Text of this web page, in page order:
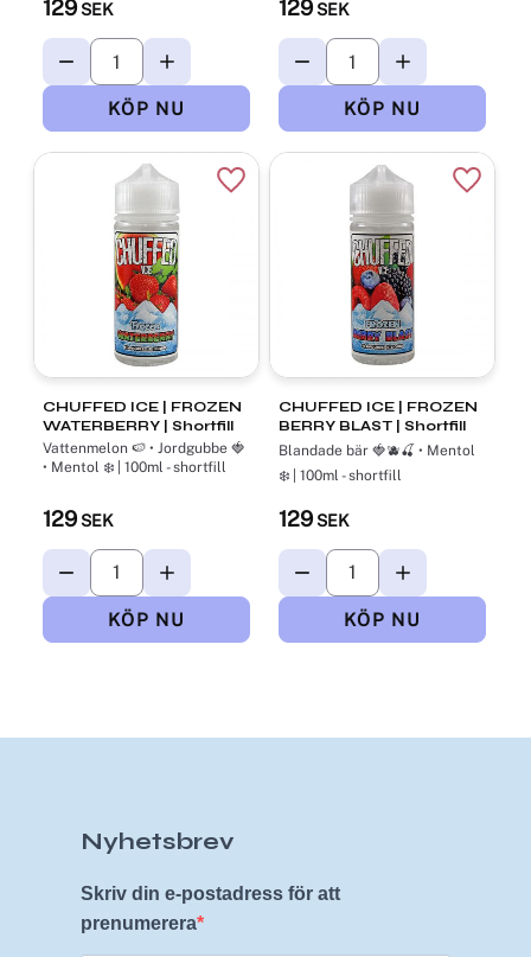
129 SEK 129 SEK
CHUFFED ICE | FROZEN
WATERBERRY | Shortfill
Vattenmelon 🍉 • Jordgubbe 🍓
• Mentol ❄️ | 100ml - shortfill
129 SEK
Lägg till i favoriter
CHUFFED ICE | FROZEN
BERRY BLAST | Shortfill
Blandade bär 🍓🫐🍒 • Mentol
❄️ | 100ml - shortfill
129 SEK
Lägg
Nyhetsbrev
Skriv din e-postadress för att
prenumerera